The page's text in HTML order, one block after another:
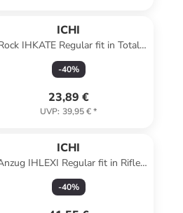
ICHI
IHKATE Regular fit in Total
Eclipse Multi aop
-40%
23,89 €
UVP: 39,95 €*
ICHI
IHLEXI Regular fit in Rifle
Green Melange
-40%